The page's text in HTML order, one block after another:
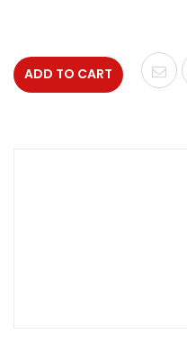
ADD TO CART